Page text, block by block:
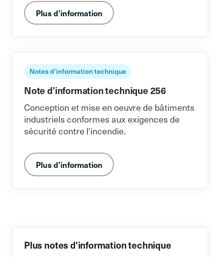
Plus d'information
Notes d’information technique
Note d’information technique 256
Conception et mise en oeuvre de bâtiments
industriels conformes aux exigences de
sécurité contre l'incendie.
Plus d'information
Plus notes d'information technique